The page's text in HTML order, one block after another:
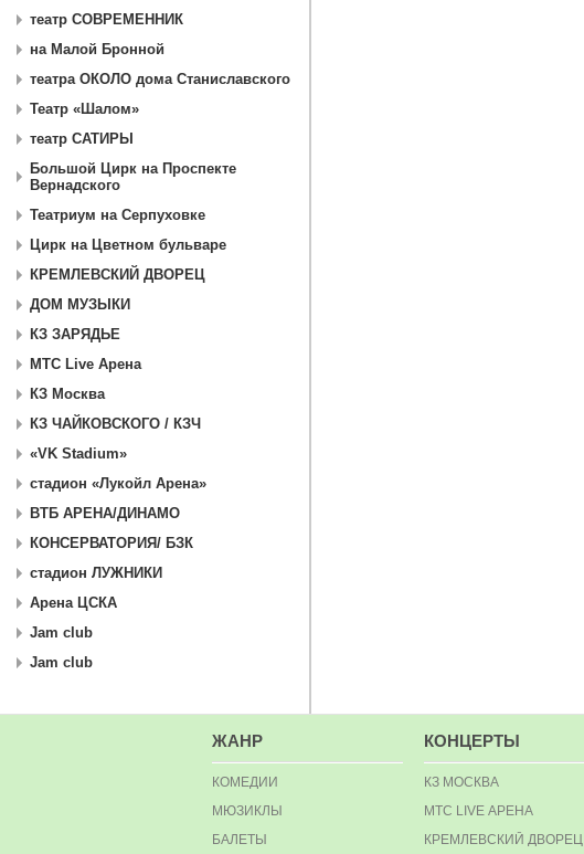
театр СОВРЕМЕННИК
на Малой Бронной
театра ОКОЛО дома Станиславского
Театр «Шалом»
театр САТИРЫ
Большой Цирк на Проспекте
Вернадского
Театриум на Серпуховке
Цирк на Цветном бульваре
КРЕМЛЕВСКИЙ ДВОРЕЦ
ДОМ МУЗЫКИ
КЗ ЗАРЯДЬЕ
МТС Live Арена
КЗ Москва
КЗ ЧАЙКОВСКОГО / КЗЧ
«VK Stadium»
стадион «Лукойл Арена»
ВТБ АРЕНА/ДИНАМО
КОНСЕРВАТОРИЯ/ БЗК
стадион ЛУЖНИКИ
Арена ЦСКА
Jam club
Jam club
ЖАНР
КОМЕДИИ
МЮЗИКЛЫ
БАЛЕТЫ
КОНЦЕРТЫ
КЗ МОСКВА
МТС LIVE АРЕНА
КРЕМЛЕВСКИЙ ДВОРЕЦ